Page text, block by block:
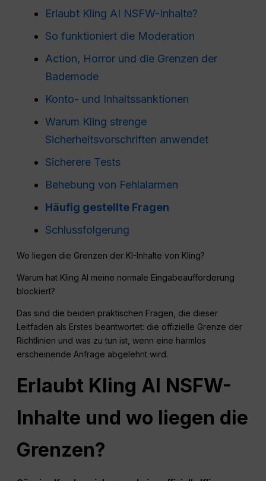
Erlaubt Kling AI NSFW-Inhalte?
So funktioniert die Moderation
Action, Horror und die Grenzen der
Bademode
Konto- und Inhaltssanktionen
Warum Kling strenge
Sicherheitsvorschriften anwendet
Sicherere Tests
Behebung von Fehlalarmen
Häufig gestellte Fragen
Schlussfolgerung
Wo liegen die Grenzen der KI-Inhalte von Kling?
Warum hat Kling AI meine normale Eingabeaufforderung
blockiert?
Das sind die beiden praktischen Fragen, die dieser
Leitfaden als Erstes beantwortet: die offizielle Grenze der
Richtlinien und was zu tun ist, wenn eine harmlos
erscheinende Anfrage abgelehnt wird.
Erlaubt Kling AI NSFW-
Inhalte und wo liegen die
Grenzen?